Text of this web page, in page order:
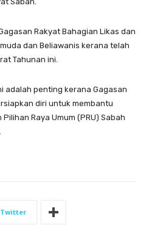
Rakyat Bahagian Likas dan
dan Beliawanis kerana telah
Tahunan ini.
adalah penting kerana Gagasan
diri untuk membantu
Raya Umum (PRU) Sabah
Twitter